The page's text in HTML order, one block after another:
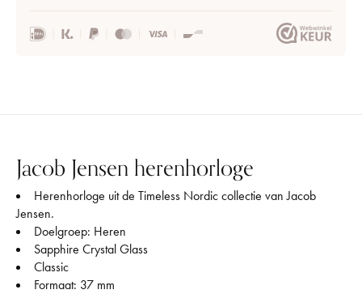
Jacob Jensen herenhorloge
Herenhorloge uit de Timeless Nordic collectie van Jacob
Jensen.
Doelgroep: Heren
Sapphire Crystal Glass
Classic
Formaat: 37 mm